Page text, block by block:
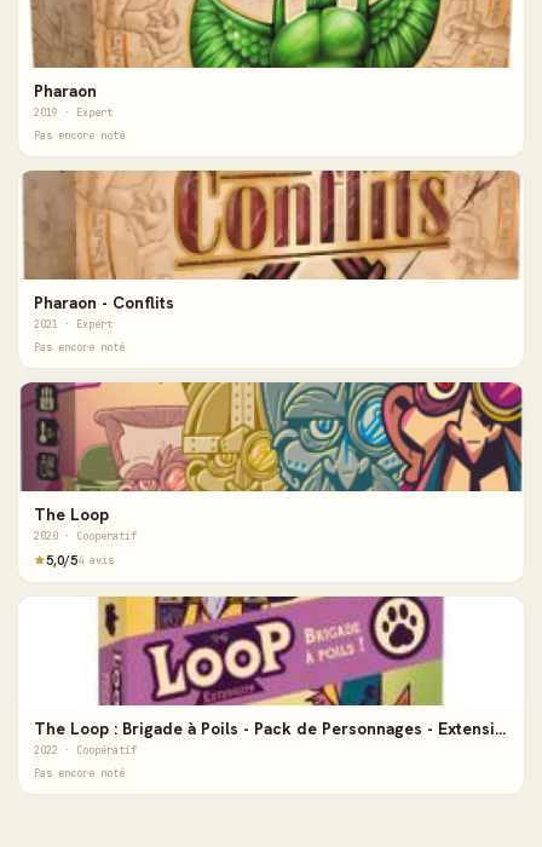
Pharaon
2019 · Expert
Pas encore noté
Pharaon - Conflits
2021 · Expert
Pas encore noté
The Loop
2020 · Coopératif
5,0/54 avis
The Loop : Brigade à Poils - Pack de Personnages - Extension
2022 · Coopératif
Pas encore noté